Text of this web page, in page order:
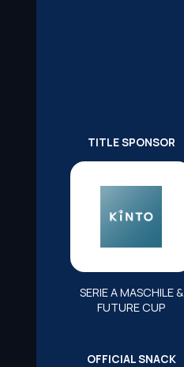
TITLE SPONSOR
SERIE A MASCHILE &
FUTURE CUP
OFFICIAL SNACK